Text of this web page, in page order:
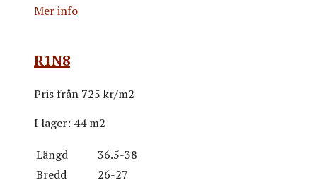
Mer info
R1N8
Pris från 725 kr/m2
I lager: 44 m2
Längd
36.5-38
Bredd
26-27